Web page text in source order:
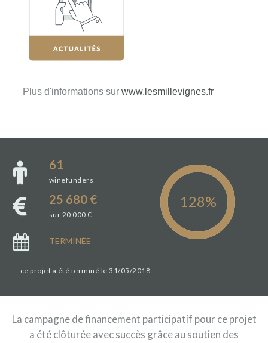
Plus d'informations sur www.lesmillevignes.fr
61
winefunders
25 680 €
sur 20 000 €
TERMINÉE
ce projet a été terminé le 31/05/2018.
La campagne de financement participatif pour ce projet
a été clôturée avec succès grâce au soutien des